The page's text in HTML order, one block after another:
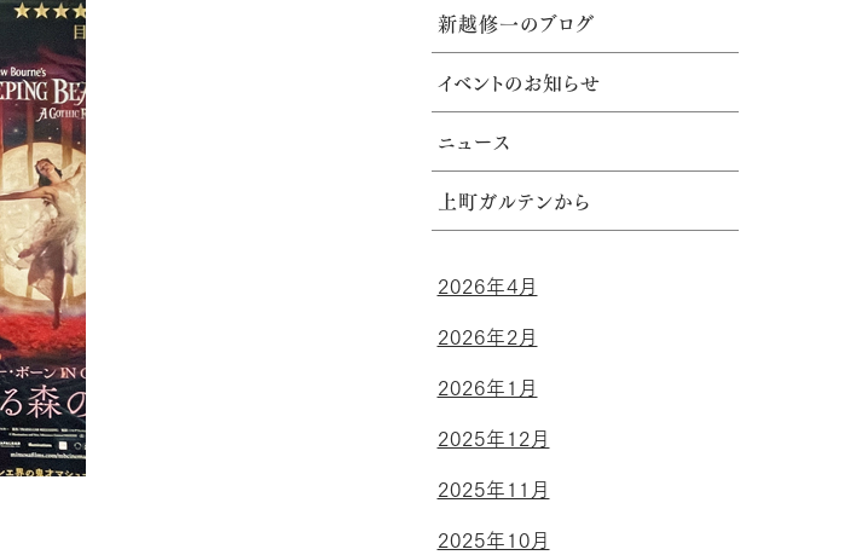
新越修一のブログ
イベントのお知らせ
ニュース
上町ガルテンから
2026年4月
2026年2月
2026年1月
2025年12月
2025年11月
2025年10月